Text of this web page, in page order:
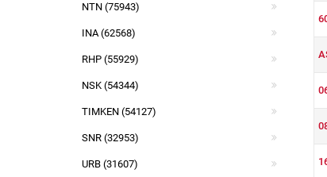
NTN (75943)
INA (62568)
RHP (55929)
NSK (54344)
TIMKEN (54127)
SNR (32953)
URB (31607)